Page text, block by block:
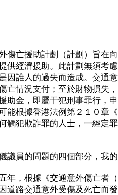
亡援助計劃（計劃）旨在向
供經濟援助。此計劃無須考
因誰人的過失而造成。交通
亡情況支付；至於財物損失
助金，即屬干犯刑事罪行，
能根據香港法例第２１０章
觸犯欺詐罪的人士，一經定
員的問題的四個部分，我的
五年，根據《交通意外傷亡者
道路交通意外受傷及死亡而